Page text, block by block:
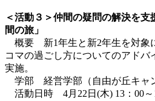
＜活動３＞仲間の疑問の解決を
間の旅」
概要 新1年生と新2年生を対象
コマの過ごし方についてのアドバ
実施。
学部 経営学部（自由が丘キャ
活動日時 4月22日(木) 13：00～